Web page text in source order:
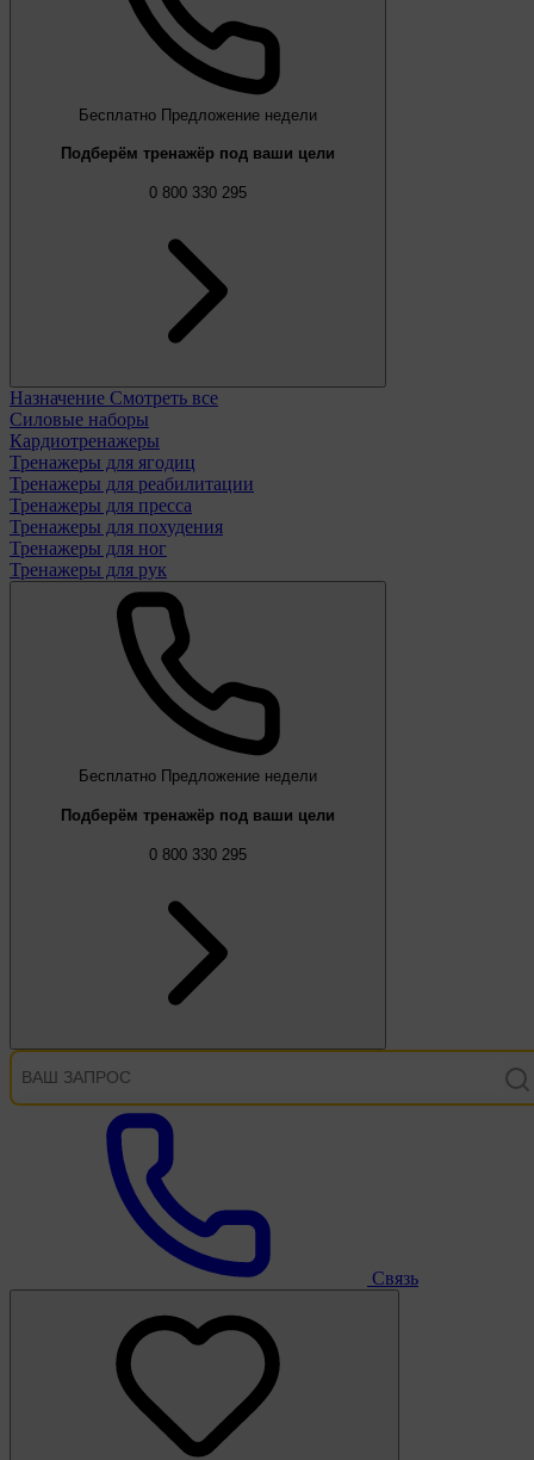
Бесплатно Предложение недели
Подберём тренажёр под ваши цели
0 800 330 295
Назначение Смотреть все
Силовые наборы
Кардиотренажеры
Тренажеры для ягодиц
Тренажеры для реабилитации
Тренажеры для пресса
Тренажеры для похудения
Тренажеры для ног
Тренажеры для рук
Бесплатно Предложение недели
Подберём тренажёр под ваши цели
0 800 330 295
Связь